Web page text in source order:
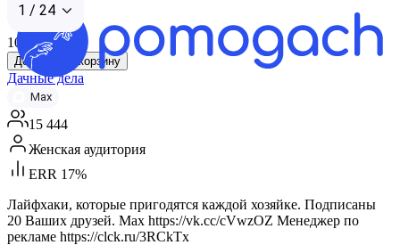
1 / 24
10 000 ₽
Добавить в корзину
Дачные дела
Max
15 444
Женская аудитория
ERR 17%
Лайфхаки, которые пригодятся каждой хозяйке. Подписаны
20 Ваших друзей. Max https://vk.cc/cVwzOZ Менеджер по
рекламе https://clck.ru/3RCkTx